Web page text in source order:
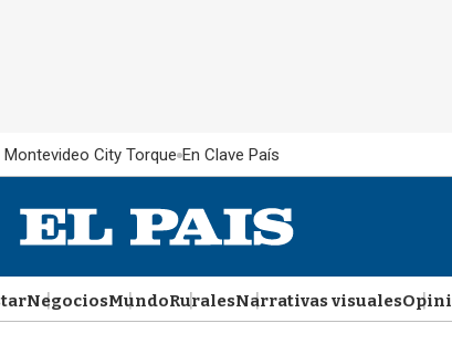
Montevideo City Torque En Clave País
NegociosMundoRuralesNarrativas visuales